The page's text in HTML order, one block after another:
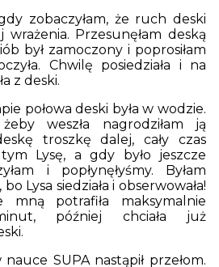
zobaczyłam, że ruch deski
Przesunęłam deską
był zamoczony i poprosiłam
Chwilę posiedziała i na
z deski.
połowa deski była w wodzie.
żeby weszła nagrodziłam ją
troszkę dalej, cały czas
Lysę, a gdy było jeszcze
i popłynęłyśmy. Byłam
Lysa siedziała i obserwowała!
mną potrafiła maksymalnie
później chciała już
SUPA nastąpił przełom.